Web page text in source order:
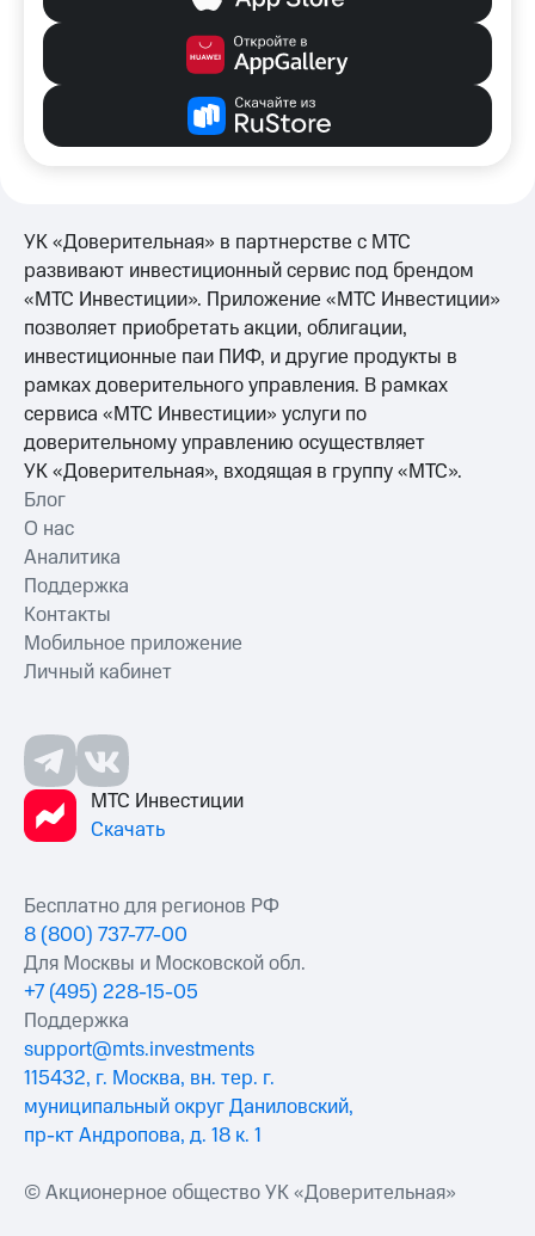
УК «Доверительная» в партнерстве с МТС
развивают инвестиционный сервис под брендом
«МТС Инвестиции». Приложение «МТС Инвестиции»
позволяет приобретать акции, облигации,
инвестиционные паи ПИФ, и другие продукты в
рамках доверительного управления. В рамках
сервиса «МТС Инвестиции» услуги по
доверительному управлению осуществляет
УК «Доверительная», входящая в группу «МТС».
Блог
О нас
Аналитика
Поддержка
Контакты
Мобильное приложение
Личный кабинет
МТС Инвестиции
Скачать
Бесплатно для регионов РФ
8 (800) 737-77-00
Для Москвы и Московской обл.
+7 (495) 228-15-05
Поддержка
support@mts.investments
115432, г. Москва, вн. тер. г.
муниципальный округ Даниловский,
пр-кт Андропова, д. 18 к. 1
© Акционерное общество УК «Доверительная»